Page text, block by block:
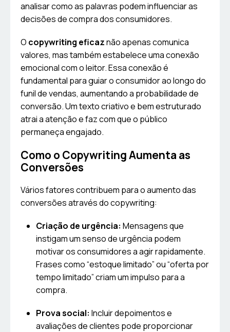
analisar como as palavras podem influenciar as
decisões de compra dos consumidores.
O copywriting eficaznão apenas comunica
valores, mas também estabelece uma conexão
emocional com o leitor. Essa conexão é
fundamental para guiar o consumidor ao longo do
funil de vendas, aumentando a probabilidade de
conversão. Um texto criativo e bem estruturado
atrai a atenção e faz com que o público
permaneça engajado.
Como o Copywriting Aumenta as
Conversões
Vários fatores contribuem para o aumento das
conversões através do copywriting:
Criação de urgência: Mensagens que
instigam um senso de urgência podem
motivar os consumidores a agir rapidamente.
Frases como “estoque limitado” ou “oferta por
tempo limitado” criam um impulso para a
compra.
Prova social: Incluir depoimentos e
avaliações de clientes pode proporcionar